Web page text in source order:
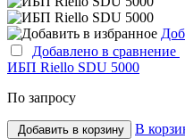
Добавлено в сравнение
ИБП Riello SDU 5000
По запросу
Добавить в корзину В